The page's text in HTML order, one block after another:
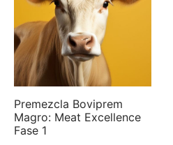
Premezcla Boviprem
Magro: Meat Excellence
Fase 1